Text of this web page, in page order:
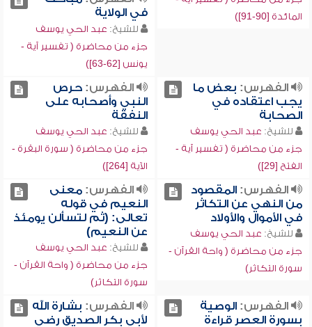
المائدة [90-91])
في الولاية
للشيخ: عبد الحي يوسف
جزء من محاضرة ( تفسير آية -
يونس [62-63])
الفهرس: بعض ما
يجب اعتقاده في
الصحابة
للشيخ: عبد الحي يوسف
جزء من محاضرة ( تفسير آية -
الفتح [29])
الفهرس:حرص
النبي وأصحابه على
النفقة
للشيخ: عبد الحي يوسف
جزء من محاضرة ( سورة البقرة -
الآية [264])
الفهرس:المقصود
من النهي عن التكاثر
في الأموال والأولاد
للشيخ: عبد الحي يوسف
جزء من محاضرة ( واحة القرآن -
سورة التكاثر)
الفهرس:معنى
النعيم في قوله
تعالى: (ثم لتسألن يومئذ
عن النعيم)
للشيخ: عبد الحي يوسف
جزء من محاضرة ( واحة القرآن -
سورة التكاثر)
الفهرس:الوصية
بسورة العصر قراءة
الفهرس: بشارة الله
لأبي بكر الصديق رضي